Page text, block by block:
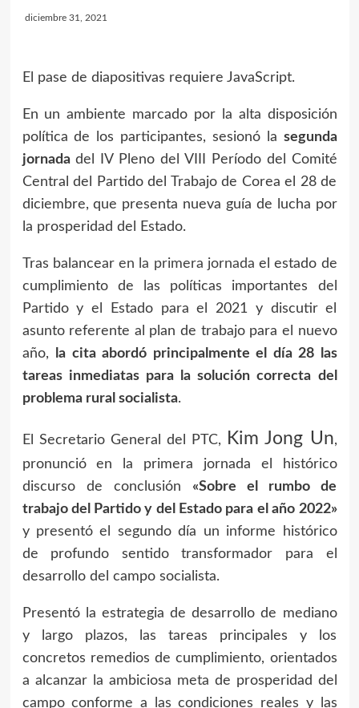
diciembre 31, 2021
El pase de diapositivas requiere JavaScript.
En un ambiente marcado por la alta disposición
política de los participantes, sesionó la segunda
jornadadel IV Pleno del VIII Período del Comité
Central del Partido del Trabajo de Corea el 28 de
diciembre, que presenta nueva guía de lucha por
la prosperidad del Estado.
Tras balancear en la primera jornada el estado de
cumplimiento de las políticas importantes del
Partido y el Estado para el 2021 y discutir el
asunto referente al plan de trabajo para el nuevo
año,
la cita abordó principalmente el día 28 las
tareas inmediatas para la solución correcta del
problema rural socialista.
El Secretario General del PTC, Kim Jong Un,
pronunció en la primera jornada el histórico
discurso de conclusión «Sobre el rumbo de
trabajo del Partido y del Estado para el año 2022»
y presentó el segundo día un informe histórico
de profundo sentido transformador para el
desarrollo del campo socialista.
Presentó la estrategia de desarrollo de mediano
y largo plazos, las tareas principales y los
concretos remedios de cumplimiento, orientados
a alcanzar la ambiciosa meta de prosperidad del
campo conforme a las condiciones reales y las